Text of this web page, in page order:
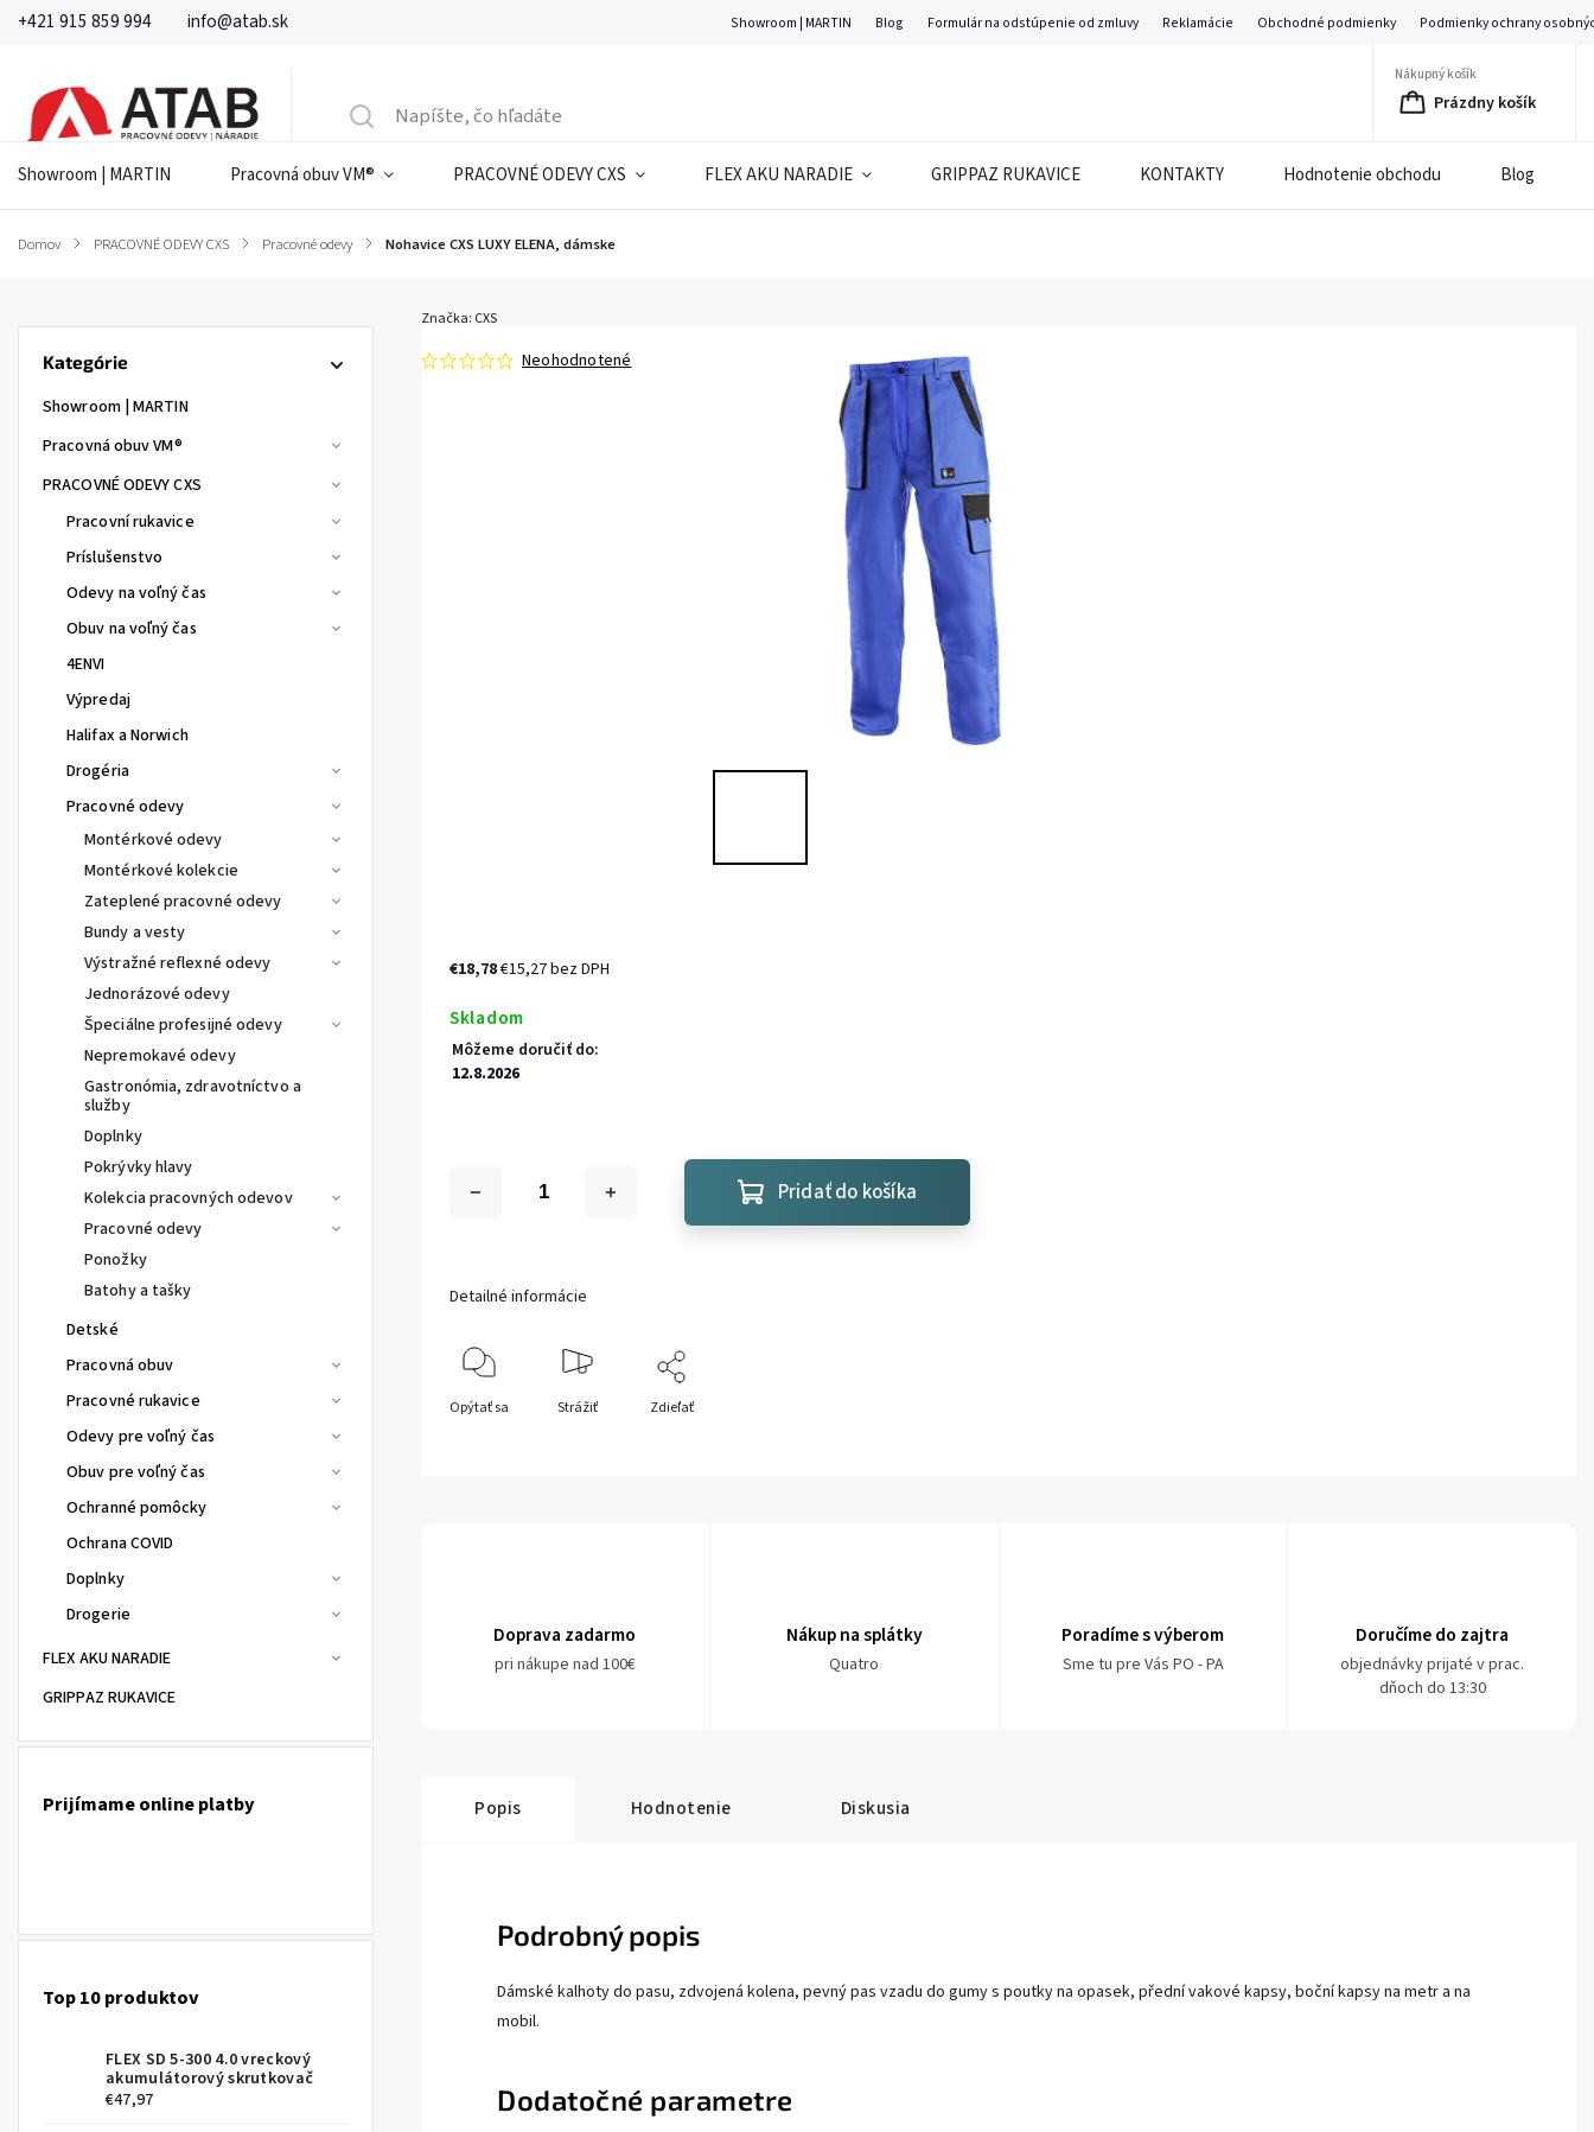
+421 915 859 994 info@atab.sk Showroom | MARTIN Blog Formulár na odstúpenie od zmluvy Reklamácie Obchodné podmienky Podmienky ochrany
Nákupný košík
Prázdny košík
Showroom | MARTIN Pracovná obuv VM® PRACOVNÉ ODEVY CXS FLEX AKU NARADIE GRIPPAZ RUKAVICE KONTAKTY Hodnotenie obchodu Blog
Domov / PRACOVNÉ ODEVY CXS / Pracovné odevy / Nohavice CXS LUXY ELENA, dámske
Kategórie
Showroom | MARTIN
Pracovná obuv VM®
PRACOVNÉ ODEVY CXS
Pracovní rukavice
Príslušenstvo
Odevy na voľný čas
Obuv na voľný čas
4ENVI
Výpredaj
Halifax a Norwich
Drogéria
Pracovné odevy
Montérkové odevy
Montérkové kolekcie
Zateplené pracovné odevy
Bundy a vesty
Výstražné reflexné odevy
Jednorázové odevy
Špeciálne profesijné odevy
Nepremokavé odevy
Gastronómia, zdravotníctvo a
služby
Doplnky
Pokrývky hlavy
Kolekcia pracovných odevov
Pracovné odevy
Ponožky
Batohy a tašky
Detské
Pracovná obuv
Pracovné rukavice
Odevy pre voľný čas
Obuv pre voľný čas
Ochranné pomôcky
Ochrana COVID
Doplnky
Drogerie
FLEX AKU NARADIE
GRIPPAZ RUKAVICE
Prijímame online platby
Top 10 produktov
FLEX SD 5-300 4.0 vreckový
akumulátorový skrutkovač
€47,97
Neohodnotené
Značka: CXS
€18,78€15,27 bez DPH
Skladom
Môžeme doručiť do:
12.8.2026
Pridať do košíka
Detailné informácie
Opýtať sa Strážiť Zdieľať
Doprava zadarmo
pri nákupe nad 100€
Nákup na splátky
Quatro
Poradíme s výberom
Sme tu pre Vás PO - PA
Doručíme do zajtra
objednávky prijaté v prac.
dňoch do 13:30
Popis Hodnotenie Diskusia
Podrobný popis
Dámské kalhoty do pasu, zdvojená kolena, pevný pas vzadu do gumy s poutky na opasek, přední vakové kapsy, boční kapsy na metr a na
mobil.
Dodatočné parametre